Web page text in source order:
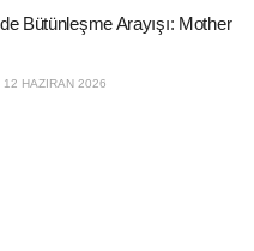
Bütünleşme Arayışı: Mother
12 HAZIRAN 2026